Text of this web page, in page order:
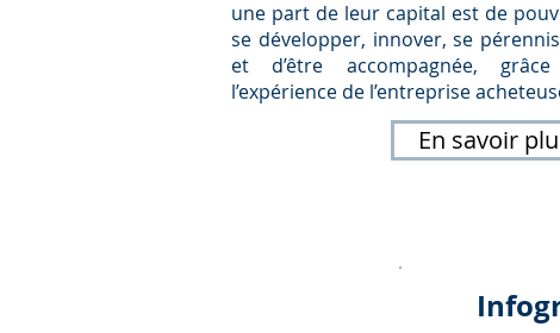
une part de leur capital est de
se développer, innover, se
et d’être accompagnée,
l’expérience de l’entreprise
En savoir